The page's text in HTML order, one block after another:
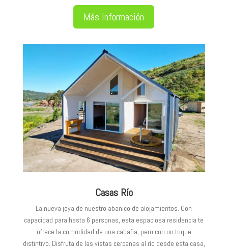
Más Información
Casas Río
La nueva joya de nuestro abanico de alojamientos. Con
capacidad para hasta 6 personas, esta espaciosa residencia te
ofrece la comodidad de una cabaña, pero con un toque
distintivo. Disfruta de las vistas cercanas al río desde esta casa,